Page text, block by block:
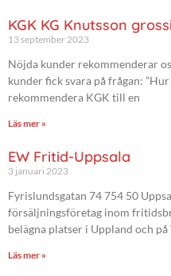
KGK KG Knutsson
13 september 2023
Nöjda kunder rekommenderar
kunder fick svara på frågan:
rekommendera KGK till en
Läs mer »
EW Fritid-Uppsala
3 januari 2023
Fyrislundsgatan 74 754 50
försäljningsföretag inom
belägna platser i Uppland och
Läs mer »